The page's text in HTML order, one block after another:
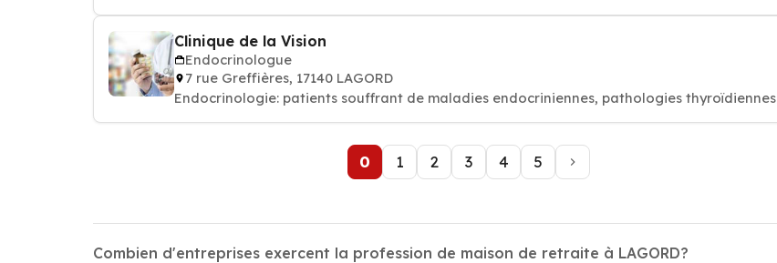
Clinique de la Vision
Endocrinologue
7 rue Greffières, 17140 LAGORD
Endocrinologie: patients souffrant de maladies endocriniennes, pathologies thyroïdiennes
0 1 2 3 4 5
Combien d'entreprises exercent la profession de maison de retraite à LAGORD?